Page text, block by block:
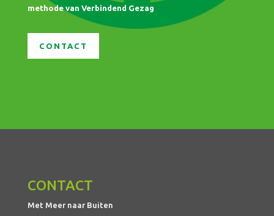
methode van Verbindend Gezag
CONTACT
CONTACT
Met Meer naar Buiten